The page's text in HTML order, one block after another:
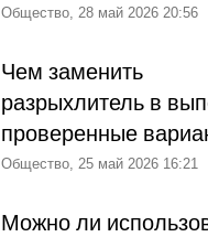
Общество, 28 май 2026 20:56
Чем заменить
разрыхлитель в
проверенные
Общество, 25 май 2026 16:21
Можно ли